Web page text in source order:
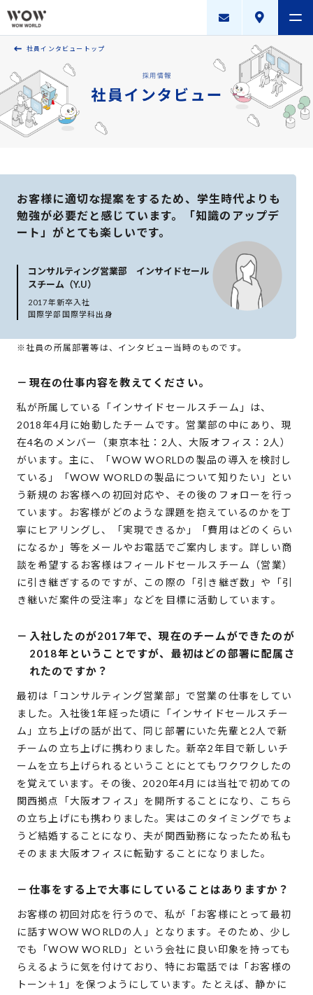
会社案内
製品・サービス
採用案内
WOW WORLD GROUP
情報セキュリティ方針 ｜
新規お取引に関する留意事項｜ サイトマップ
Copyright © WOW WORLD Inc. All Rights Reserved.
社員インタビュートップ
お客様に適切な提案をするため、 学生時代よりも
勉強が必要だと感じています。
「知識のアップデ
ート」がとても楽しいです。
コンサルティング営業部 インサイドセール
スチーム（Y.U）
2017年新卒入社
国際学部国際学科出身
※社員の所属部署等は、インタビュー当時のものです。
－ 現在の仕事内容を教えてください。
私が所属している「インサイドセールスチーム」は、
2018年4月に始動したチームです。営業部の中にあり、現
在4名のメンバー（東京本社：2人、大阪オフィス：2人）
がいます。主に、「WOW WORLDの製品の導入を検討し
ている」「WOW WORLDの製品について知りたい」とい
う新規のお客様への初回対応や、その後のフォローを行っ
ています。お客様がどのような課題を抱えているのかを丁
寧にヒアリングし、「実現できるか」「費用はどのくらい
になるか」等をメールやお電話でご案内します。詳しい商
談を希望するお客様はフィールドセールスチーム（営業）
に引き継ぎするのですが、この際の「引き継ぎ数」や「引
き継いだ案件の受注率」などを目標に活動しています。
－ 入社したのが2017年で、現在のチームができたのが
2018年ということですが、最初はどの部署に配属さ
れたのですか？
最初は「コンサルティング営業部」で営業の仕事をしてい
ました。入社後1年経った頃に「インサイドセールスチー
ム」立ち上げの話が出て、同じ部署にいた先輩と2人で新
チームの立ち上げに携わりました。新卒2年目で新しいチ
ームを立ち上げられるということにとてもワクワクしたの
を覚えています。その後、2020年4月には当社で初めての
関西拠点「大阪オフィス」を開所することになり、こちら
の立ち上げにも携わりました。実はこのタイミングでちょ
うど結婚することになり、夫が関西勤務になったため私も
そのまま大阪オフィスに転勤することになりました。
－ 仕事をする上で大事にしていることはありますか？
お客様の初回対応を行うので、私が「お客様にとって最初
に話すWOW WORLDの人」となります。そのため、少し
でも「WOW WORLD」という会社に良い印象を持っても
らえるように気を付けており、特にお電話では「お客様の
トーン＋1」を保つようにしています。たとえば、静かに